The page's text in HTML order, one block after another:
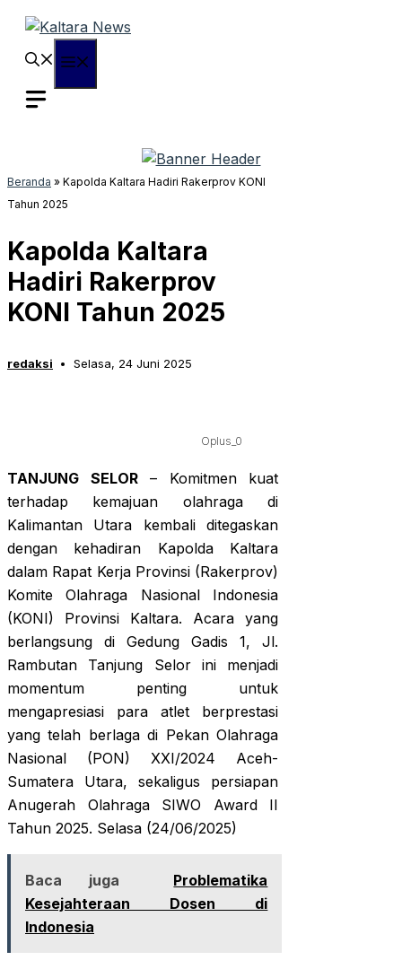
Langsung
Beranda » Kapolda Kaltara Hadiri Rakerprov KONI
Tahun 2025
Kapolda Kaltara
Hadiri Rakerprov
KONI Tahun 2025
redaksi Selasa, 24 Juni 2025
Oplus_0
TANJUNG SELOR– Komitmen kuat
terhadap kemajuan olahraga di
Kalimantan Utara kembali ditegaskan
dengan kehadiran Kapolda Kaltara
dalam Rapat Kerja Provinsi (Rakerprov)
Komite Olahraga Nasional Indonesia
(KONI) Provinsi Kaltara. Acara yang
berlangsung di Gedung Gadis 1, Jl.
Rambutan Tanjung Selor ini menjadi
momentum penting untuk
mengapresiasi para atlet berprestasi
yang telah berlaga di Pekan Olahraga
Nasional (PON) XXI/2024 Aceh-
Sumatera Utara, sekaligus persiapan
Anugerah Olahraga SIWO Award II
Tahun 2025. Selasa (24/06/2025)
Baca juga
Problematika
Kesejahteraan Dosen di
Indonesia